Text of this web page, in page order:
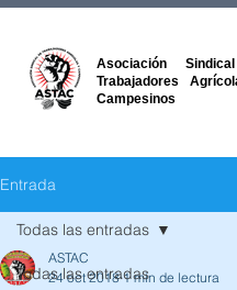
Asociación
Trabajadores
Campesinos
Entrada
Todas las entradas
Todas las entradas
ASTAC
24 oct 2018 1 min de lectura